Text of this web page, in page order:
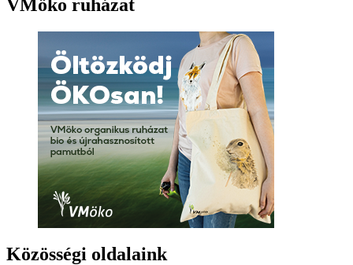
VMöko ruházat
Közösségi oldalaink